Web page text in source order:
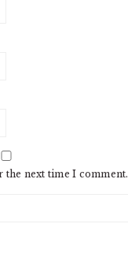
the next time I comment.